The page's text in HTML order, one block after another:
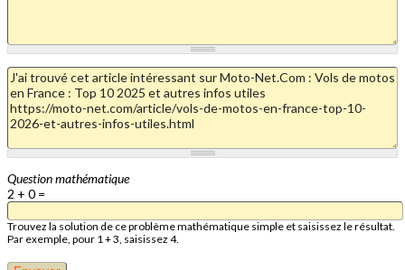
Question mathématique
2 + 0 =
Trouvez la solution de ce problème mathématique simple et saisissez le résultat.
Par exemple, pour 1 + 3, saisissez 4.